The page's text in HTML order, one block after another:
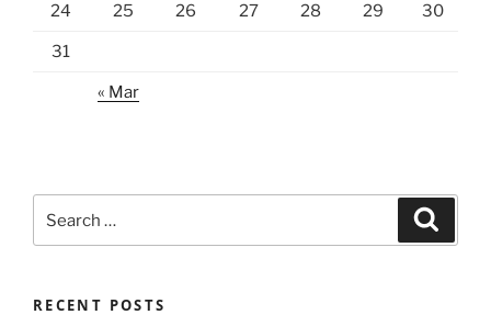
24 25 26 27 28 29 30
31
« Mar
for:
RECENT POSTS